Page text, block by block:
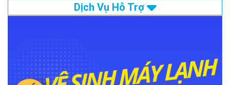
Dịch Vụ Hỗ Trợ